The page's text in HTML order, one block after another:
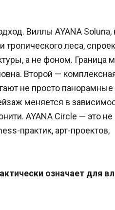
Виллы AYANA Soluna,
леса,
а не фоном. Граница
Второй —
не просто
меняется в
AYANA Circle — это не
практик, арт-проектов,
означает для